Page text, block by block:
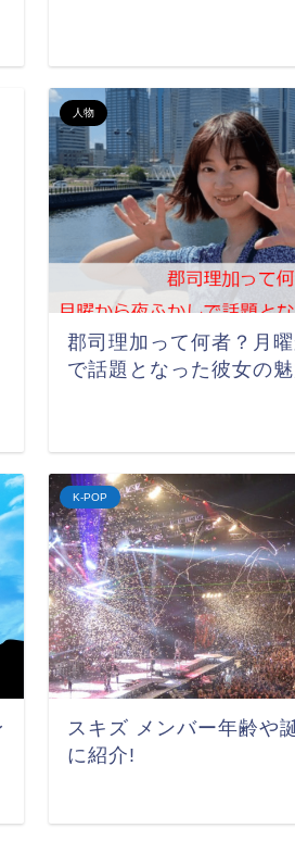
人物
郡司理加って何者？月
で話題となった彼女の魅
K-POP
スキズ メンバー年齢や
に紹介!